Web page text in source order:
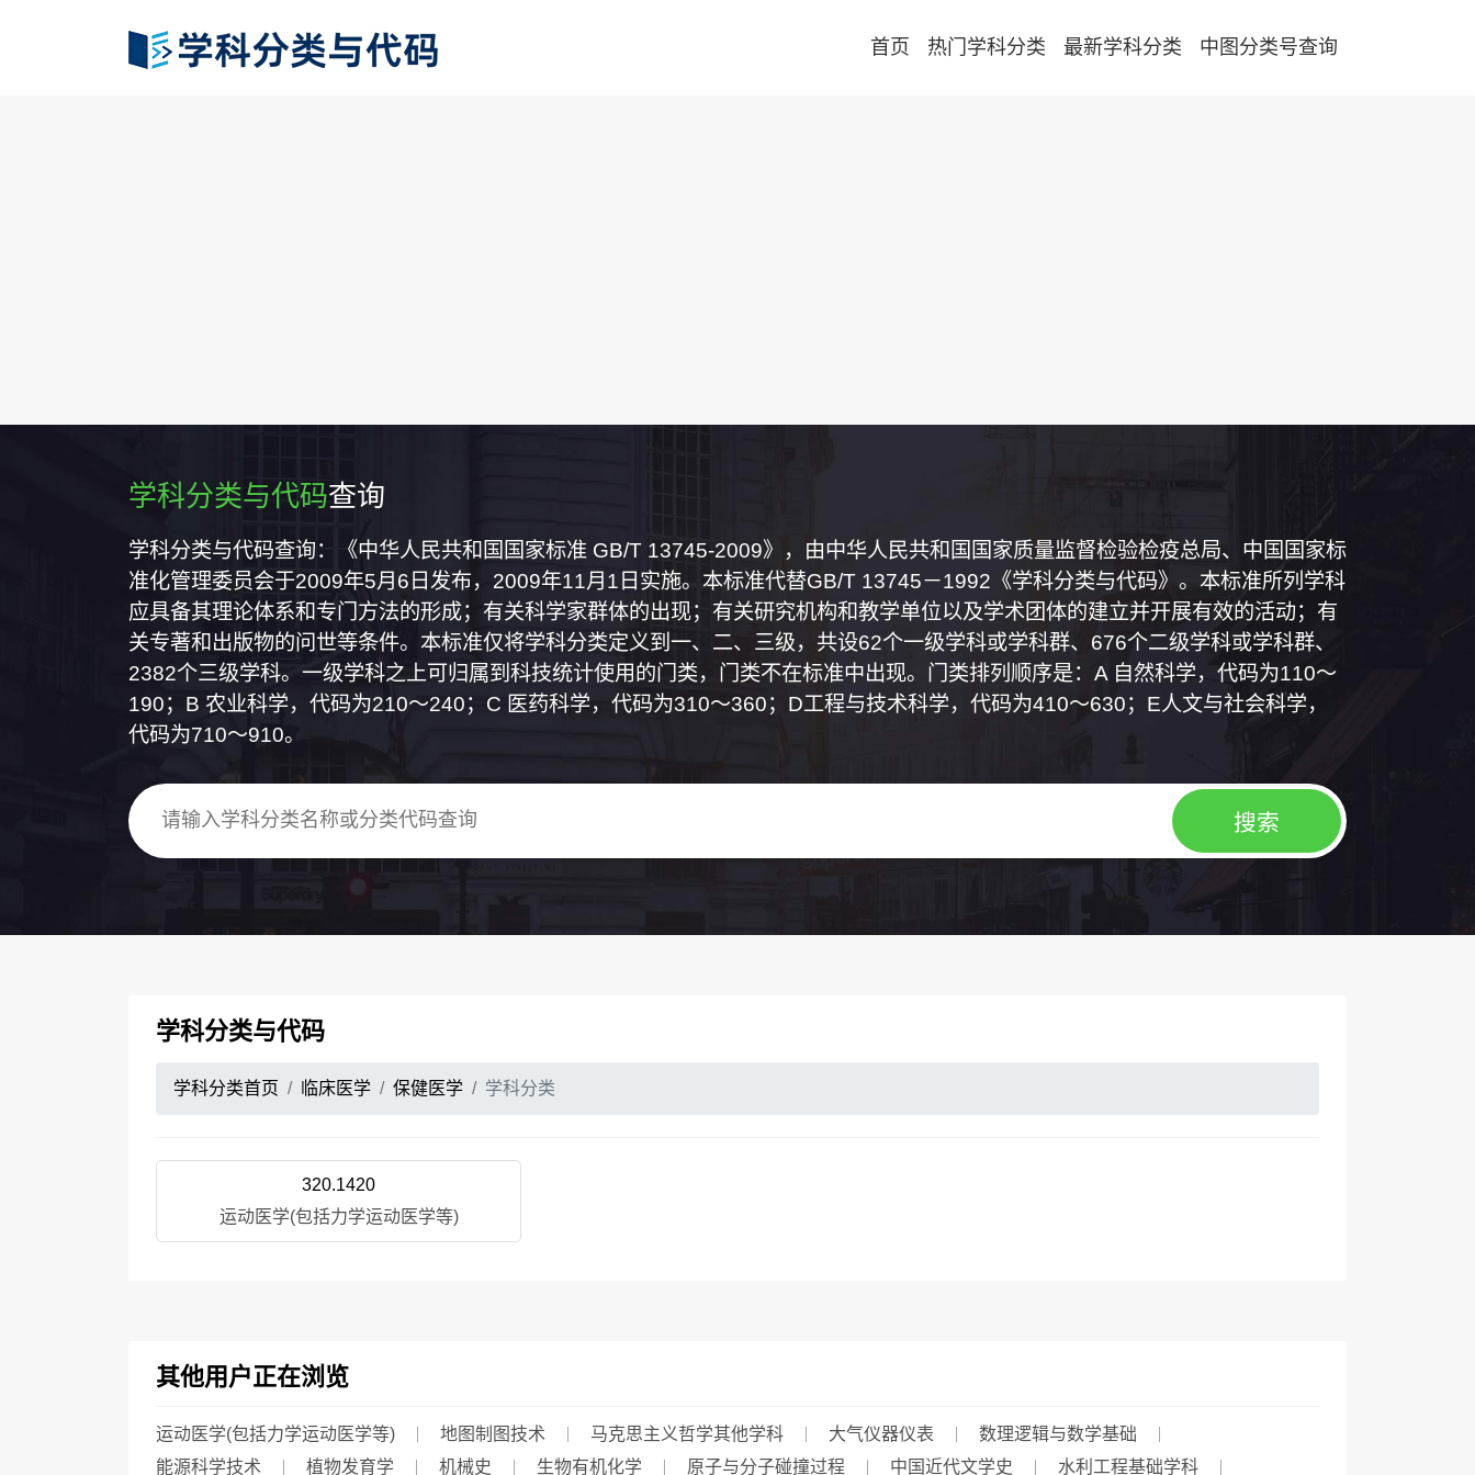
首页 热门学科分类 最新学科分类 中图分类号查询
学科分类与代码查询
学科分类与代码查询：《中华人民共和国国家标准 GB/T 13745-2009》，由中华人民共和国国家质量监督检验检疫总局、中国国家标
准化管理委员会于2009年5月6日发布，2009年11月1日实施。本标准代替GB/T 13745－1992《学科分类与代码》。本标准所列学科
应具备其理论体系和专门方法的形成；有关科学家群体的出现；有关研究机构和教学单位以及学术团体的建立并开展有效的活动；有
关专著和出版物的问世等条件。本标准仅将学科分类定义到一、二、三级，共设62个一级学科或学科群、676个二级学科或学科群、
2382个三级学科。一级学科之上可归属到科技统计使用的门类，门类不在标准中出现。门类排列顺序是：A 自然科学，代码为110～
190；B 农业科学，代码为210～240；C 医药科学，代码为310～360；D工程与技术科学，代码为410～630；E人文与社会科学，
代码为710～910。
学科分类与代码
学科分类首页 临床医学 保健医学 学科分类
320.1420
运动医学(包括力学运动医学等)
其他用户正在浏览
运动医学(包括力学运动医学等) 地图制图技术 马克思主义哲学其他学科 大气仪器仪表
数理逻辑与数学基础
能源科学技术
植物发育学 机械史 生物有机化学 原子与分子碰撞过程 中国近代文学史 水利工程基础学科